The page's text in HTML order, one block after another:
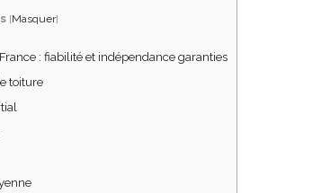
[Masquer]
: fiabilité et indépendance garanties
toiture